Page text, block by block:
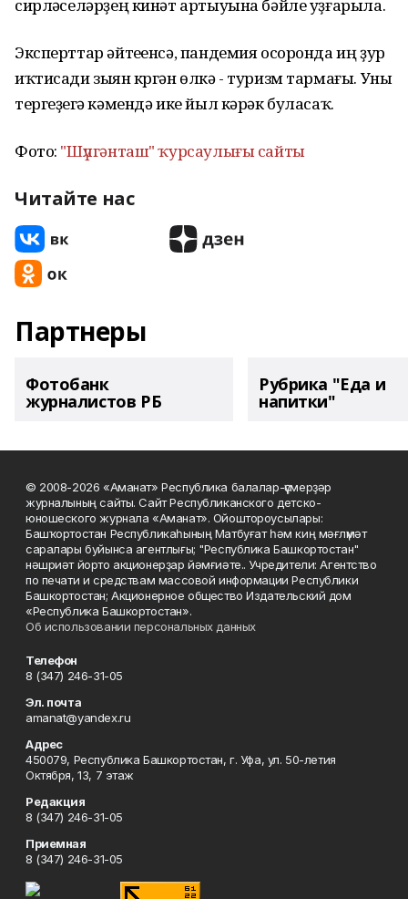
сирләүселәрҙең кинәт артыуына бәйле уҙғарыла.
Эксперттар әйтеүенсә, пандемия осоронда иң ҙур
иҡтисади зыян күргән өлкә - туризм тармағы. Уны
тергеҙеүгә кәмендә ике йыл кәрәк буласаҡ.
Фото: "Шүлгәнташ" ҡурсаулығы сайты
Читайте нас
Партнеры
Фотобанк
журналистов РБ
Рубрика "Еда и
напитки"
© 2008-2026 «Аманат» Республика балалар-үҫмерҙәр
журналының сайты. Сайт Республиканского детско-
юношеского журнала «Аманат». Ойоштороусылары:
Башҡортостан Республикаһының Матбуғат һәм киң мәғлүмәт
саралары буйынса агентлығы; "Республика Башкортостан"
нәшриәт йорто акционерҙар йәмғиәте.. Учредители: Агентство
по печати и средствам массовой информации Республики
Башкортостан; Акционерное общество Издательский дом
«Республика Башкортостан».
Об использовании персональных данных
Телефон
8 (347) 246-31-05
Эл. почта
amanat@yandex.ru
Адрес
450079, Республика Башкортостан, г. Уфа, ул. 50-летия
Октября, 13, 7 этаж
Редакция
8 (347) 246-31-05
Приемная
8 (347) 246-31-05